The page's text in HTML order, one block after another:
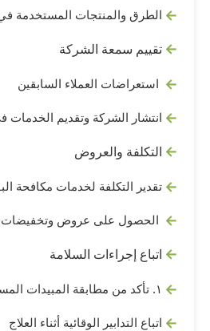
الطرق والمنتجات المستخدمة
تقييم سمعة الشركة
استعراضات العملاء السابقين
انتشار الشركة وتقديم الخدمات
التكلفة والعروض
تقدير التكلفة لخدمات مكافحة
الحصول على عروض
اتباع إجراءات السلامة
اتباع التدابير الوقائية أثناء العلاج